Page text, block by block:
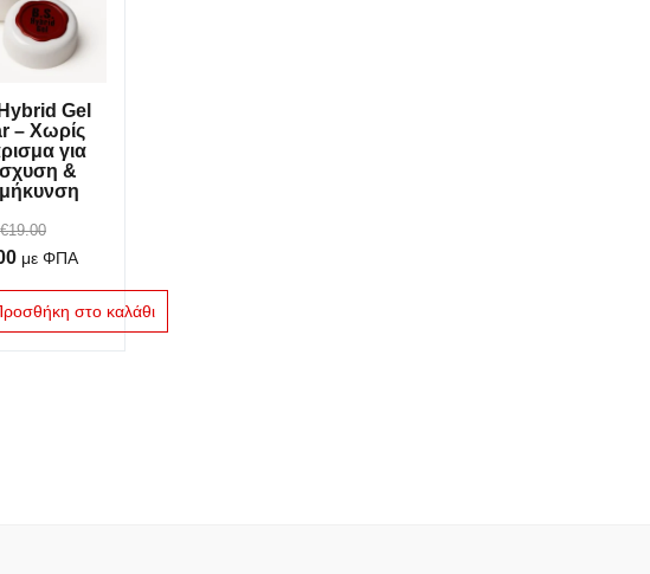
Gel
– Χωρίς
για
&
€19.00
Η
τρέχουσα
τιμή
με ΦΠΑ
στο καλάθι